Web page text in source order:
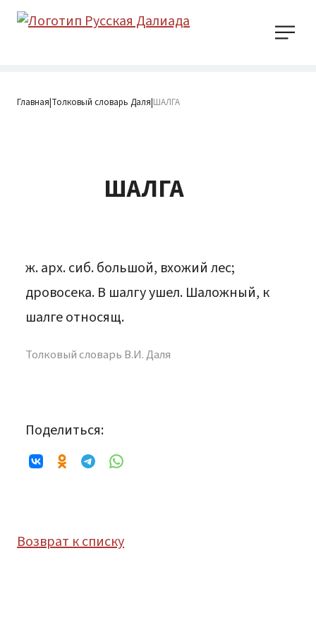
Главная|Толковый словарь Даля|ШАЛГА
ШАЛГА
ж. арх. сиб. большой, вхожий лес;
дровосека. В шалгу ушел. Шаложный, к
шалге относящ.
Толковый словарь В.И. Даля
Поделиться:
Возврат к списку